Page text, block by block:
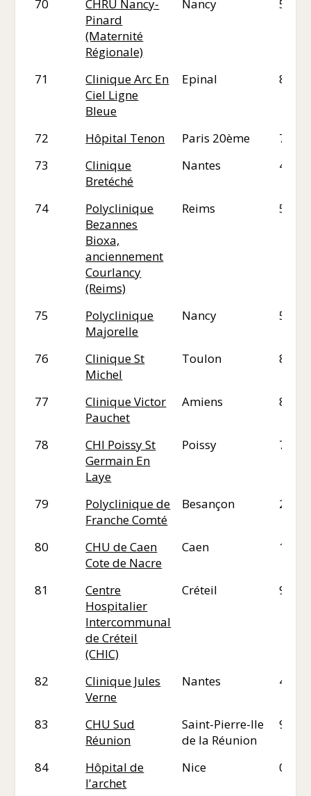
70
CHRU Nancy-
Pinard
(Maternité
Régionale)
Nancy 54
71
Clinique Arc En
Ciel Ligne
Bleue
Epinal 88
72 Hôpital Tenon Paris 20ème
75
73
Clinique
Bretéché
Nantes 44
74
Polyclinique
Bezannes
Bioxa,
anciennement
Courlancy
(Reims)
Reims 51
75
Polyclinique
Majorelle
Nancy 54
76
Clinique St
Michel
Toulon 83
77
Clinique Victor
Pauchet
Amiens 80
78
CHI Poissy St
Germain En
Laye
Poissy 78
79
Polyclinique de
Franche Comté
Besançon 25
80
CHU de Caen
Cote de Nacre
Caen 14
81
Centre
Hospitalier
Intercommunal
de Créteil
(CHIC)
Créteil 94
82
Clinique Jules
Verne
Nantes 44
83
CHU Sud
Réunion
Saint-Pierre-Ile
de la Réunion
97
84
Hôpital de
l'archet
Nice 06